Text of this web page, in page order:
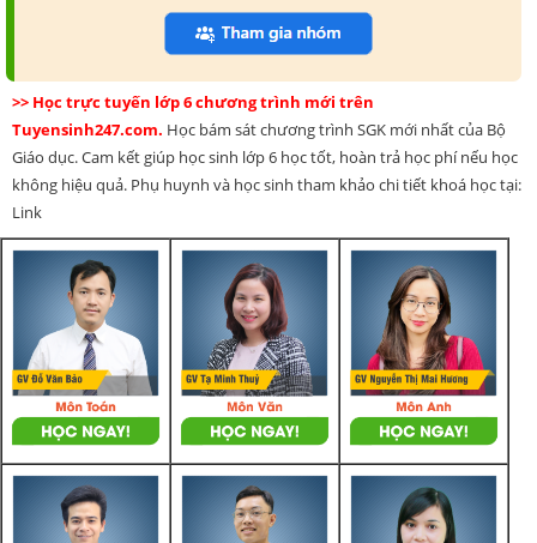
>> Học trực tuyến lớp 6 chương trình mới trên
Tuyensinh247.com. Học bám sát chương trình SGK mới nhất của Bộ
Giáo dục. Cam kết giúp học sinh lớp 6 học tốt, hoàn trả học phí nếu học
không hiệu quả. Phụ huynh và học sinh tham khảo chi tiết khoá học tại:
Link